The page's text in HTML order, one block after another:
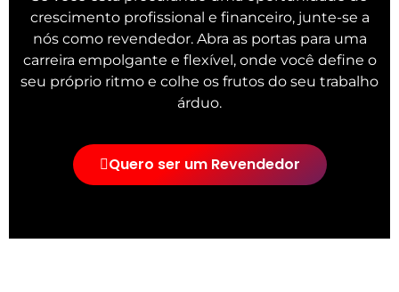
crescimento profissional e financeiro, junte-se a
nós como revendedor. Abra as portas para uma
carreira empolgante e flexível, onde você define o
seu próprio ritmo e colhe os frutos do seu trabalho
árduo.
Quero ser um Revendedor